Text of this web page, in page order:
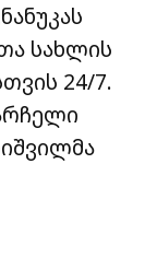
სახლის
24/7.